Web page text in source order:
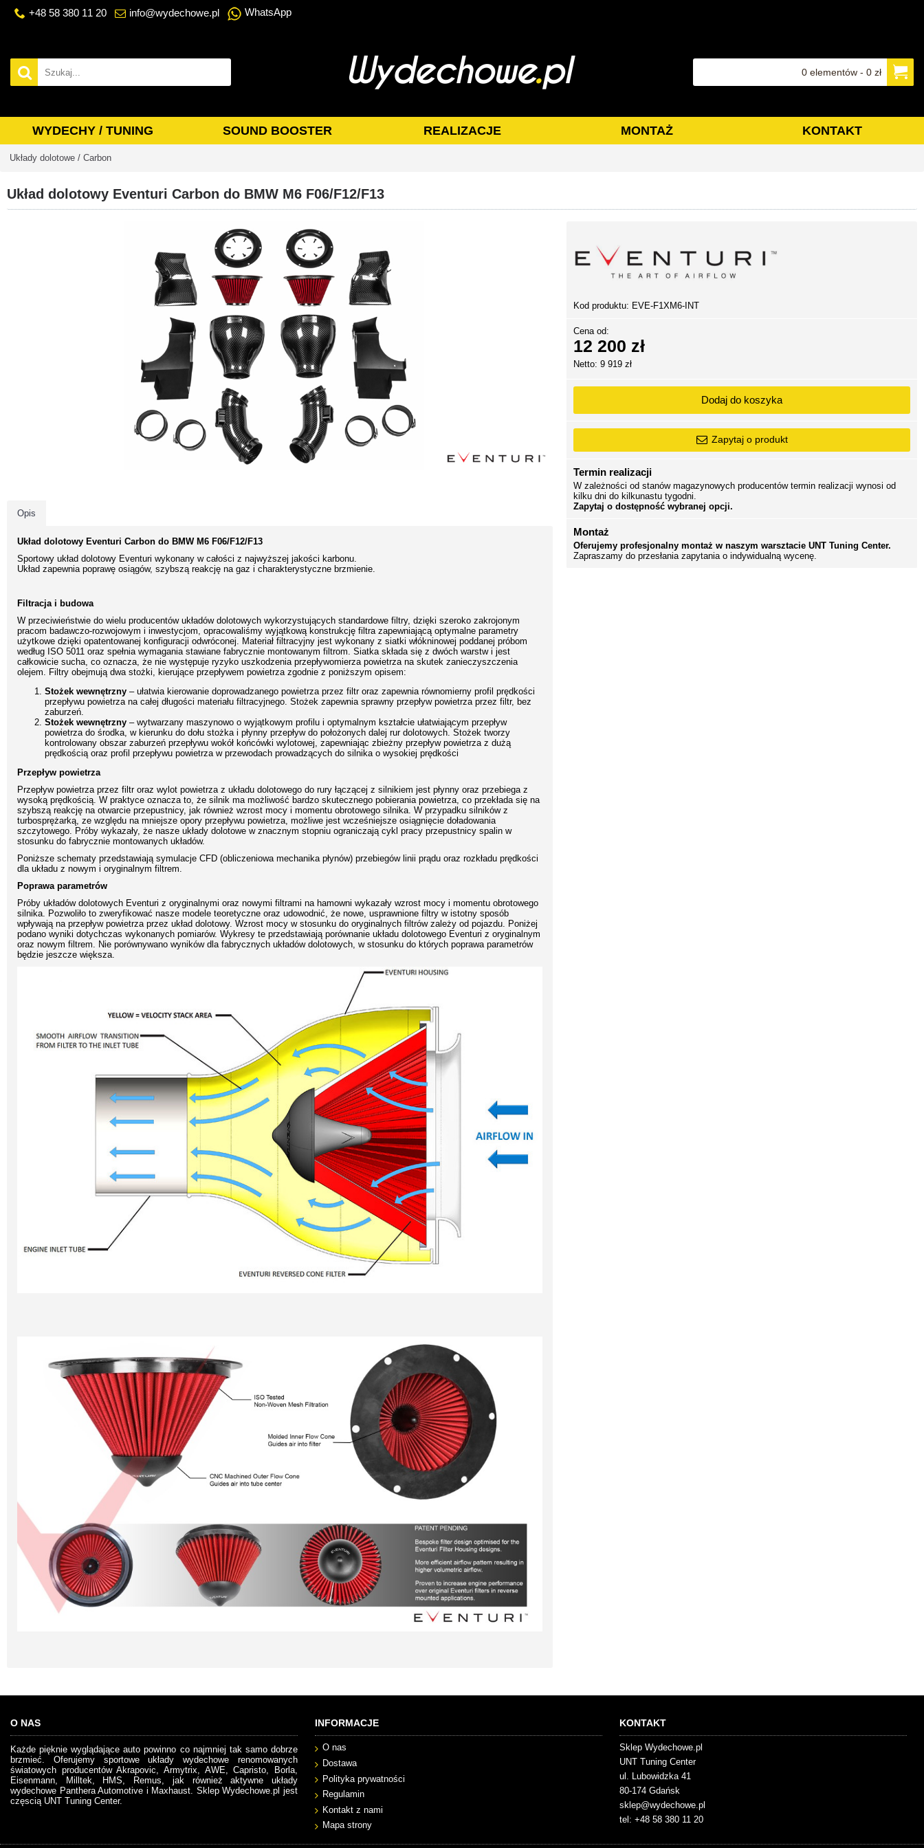
+48 58 380 11 20 info@wydechowe.pl WhatsApp
0 elementów - 0 zł
WYDECHY / TUNING SOUND BOOSTER REALIZACJE MONTAŻ KONTAKT
Układy dolotowe / Carbon
Układ dolotowy Eventuri Carbon do BMW M6 F06/F12/F13
Opis
Układ dolotowy Eventuri Carbon do BMW M6 F06/F12/F13
Sportowy układ dolotowy Eventuri wykonany w całości z najwyższej jakości karbonu.
Układ zapewnia poprawę osiągów, szybszą reakcję na gaz i charakterystyczne brzmienie.
Filtracja i budowa
W przeciwieństwie do wielu producentów układów dolotowych wykorzystujących standardowe filtry, dzięki szeroko zakrojonym
pracom badawczo-rozwojowym i inwestycjom, opracowaliśmy wyjątkową konstrukcję filtra zapewniającą optymalne parametry
użytkowe dzięki opatentowanej konfiguracji odwróconej. Materiał filtracyjny jest wykonany z siatki włókninowej poddanej próbom
według ISO 5011 oraz spełnia wymagania stawiane fabrycznie montowanym filtrom. Siatka składa się z dwóch warstw i jest
całkowicie sucha, co oznacza, że nie występuje ryzyko uszkodzenia przepływomierza powietrza na skutek zanieczyszczenia
olejem. Filtry obejmują dwa stożki, kierujące przepływem powietrza zgodnie z poniższym opisem:
Stożek wewnętrzny – ułatwia kierowanie doprowadzanego powietrza przez filtr oraz zapewnia równomierny profil prędkości
przepływu powietrza na całej długości materiału filtracyjnego. Stożek zapewnia sprawny przepływ powietrza przez filtr, bez
zaburzeń.
Stożek wewnętrzny – wytwarzany maszynowo o wyjątkowym profilu i optymalnym kształcie ułatwiającym przepływ
powietrza do środka, w kierunku do dołu stożka i płynny przepływ do położonych dalej rur dolotowych. Stożek tworzy
kontrolowany obszar zaburzeń przepływu wokół końcówki wylotowej, zapewniając zbieżny przepływ powietrza z dużą
prędkością oraz profil przepływu powietrza w przewodach prowadzących do silnika o wysokiej prędkości
Przepływ powietrza
Przepływ powietrza przez filtr oraz wylot powietrza z układu dolotowego do rury łączącej z silnikiem jest płynny oraz przebiega z
wysoką prędkością. W praktyce oznacza to, że silnik ma możliwość bardzo skutecznego pobierania powietrza, co przekłada się na
szybszą reakcję na otwarcie przepustnicy, jak również wzrost mocy i momentu obrotowego silnika. W przypadku silników z
turbosprężarką, ze względu na mniejsze opory przepływu powietrza, możliwe jest wcześniejsze osiągnięcie doładowania
szczytowego. Próby wykazały, że nasze układy dolotowe w znacznym stopniu ograniczają cykl pracy przepustnicy spalin w
stosunku do fabrycznie montowanych układów.
Poniższe schematy przedstawiają symulacje CFD (obliczeniowa mechanika płynów) przebiegów linii prądu oraz rozkładu prędkości
dla układu z nowym i oryginalnym filtrem.
Poprawa parametrów
Próby układów dolotowych Eventuri z oryginalnymi oraz nowymi filtrami na hamowni wykazały wzrost mocy i momentu obrotowego
silnika. Pozwoliło to zweryfikować nasze modele teoretyczne oraz udowodnić, że nowe, usprawnione filtry w istotny sposób
wpływają na przepływ powietrza przez układ dolotowy. Wzrost mocy w stosunku do oryginalnych filtrów zależy od pojazdu. Poniżej
podano wyniki dotychczas wykonanych pomiarów. Wykresy te przedstawiają porównanie układu dolotowego Eventuri z oryginalnym
oraz nowym filtrem. Nie porównywano wyników dla fabrycznych układów dolotowych, w stosunku do których poprawa parametrów
będzie jeszcze większa.
Kod produktu: EVE-F1XM6-INT
Cena od:
12 200 zł
Netto: 9 919 zł
Dodaj do koszyka
Zapytaj o produkt
Termin realizacji
W zależności od stanów magazynowych producentów termin realizacji wynosi od
kilku dni do kilkunastu tygodni.
Zapytaj o dostępność wybranej opcji.
Montaż
Oferujemy profesjonalny montaż w naszym warsztacie UNT Tuning Center.
Zapraszamy do przesłania zapytania o indywidualną wycenę.
O NAS
Każde pięknie wyglądające auto powinno co najmniej tak samo dobrze
brzmieć. Oferujemy sportowe układy wydechowe renomowanych
światowych producentów Akrapovic, Armytrix, AWE, Capristo, Borla,
Eisenmann, Milltek, HMS, Remus, jak również aktywne układy
wydechowe Panthera Automotive i Maxhaust. Sklep Wydechowe.pl jest
częscią UNT Tuning Center.
INFORMACJE
O nas
Dostawa
Polityka prywatności
Regulamin
Kontakt z nami
Mapa strony
KONTAKT
Sklep Wydechowe.pl
UNT Tuning Center
ul. Lubowidzka 41
80-174 Gdańsk
sklep@wydechowe.pl
tel: +48 58 380 11 20